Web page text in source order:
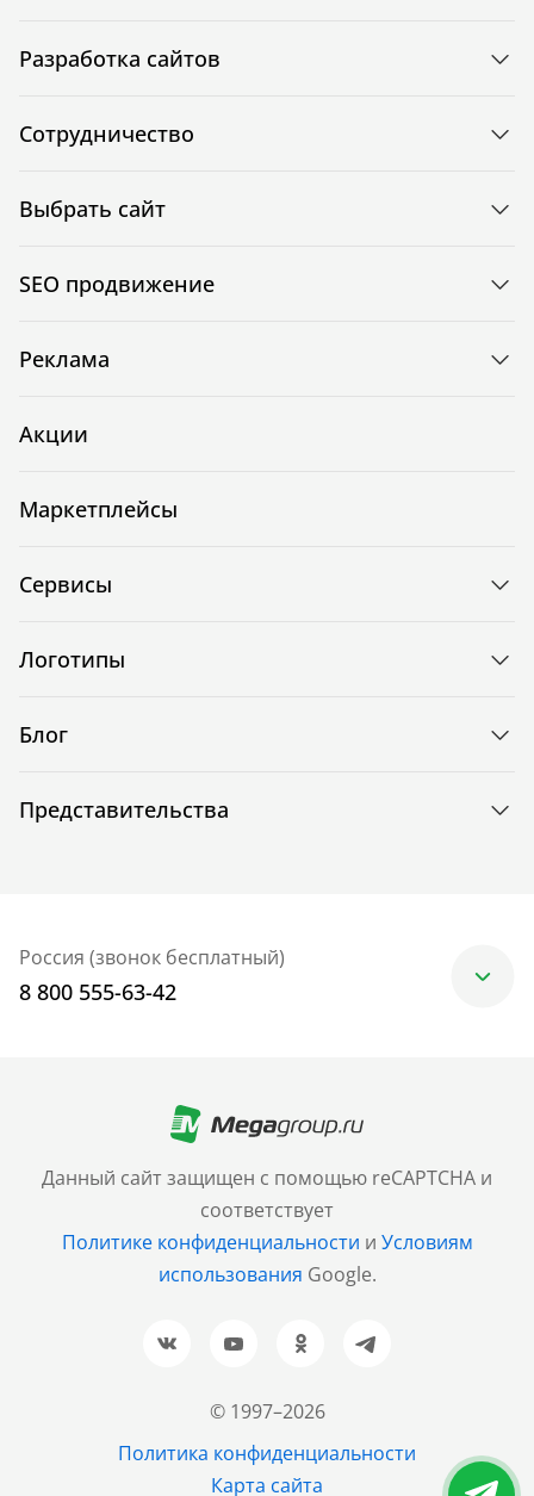
© 1997–2026
Политика конфиденциальности
Карта сайта
Данный сайт защищен с помощью reCAPTCHA и
соответствует
Политике конфиденциальности и Условиям
использования Google.
Разработка сайтов
Сотрудничество
Выбрать сайт
SEO продвижение
Реклама
Акции
Маркетплейсы
Сервисы
Логотипы
Блог
Представительства
Россия (звонок бесплатный)
8 800 555-63-42
+7 (499) 705-30-10
Санкт-Петербург
+7 (812) 600-77-33
Барнаул
+7 (961) 999-93-93
Новосибирск
+7 (843) 202-37-37